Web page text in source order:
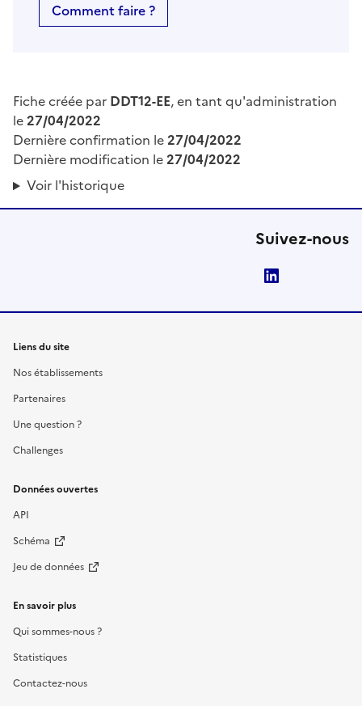
Comment faire ?
Fiche créée par DDT12-EE, en tant qu'administration
le27/04/2022
Dernière confirmation le27/04/2022
Dernière modification le27/04/2022
Voir l'historique
Suivez-nous
Liens du site
Nos établissements
Partenaires
Une question ?
Challenges
Données ouvertes
API
Schéma
Jeu de données
En savoir plus
Qui sommes-nous ?
Statistiques
Contactez-nous